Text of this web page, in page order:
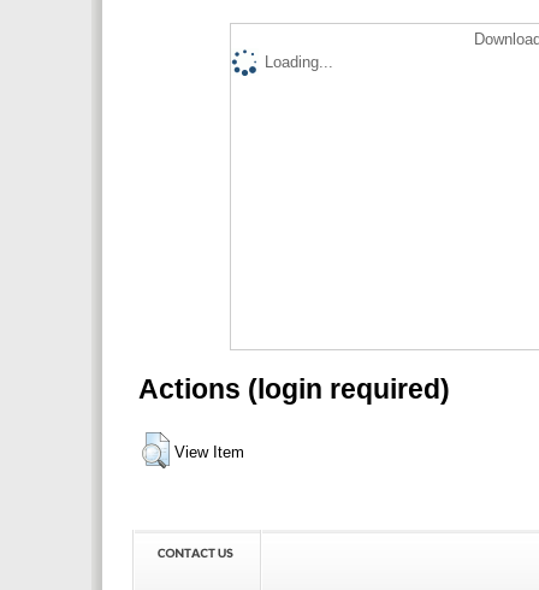
Loading...
Actions (login required)
View Item